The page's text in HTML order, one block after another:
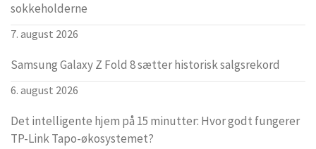
sokkeholderne
7. august 2026
Samsung Galaxy Z Fold 8 sætter historisk salgsrekord
6. august 2026
Det intelligente hjem på 15 minutter: Hvor godt fungerer
TP-Link Tapo-økosystemet?